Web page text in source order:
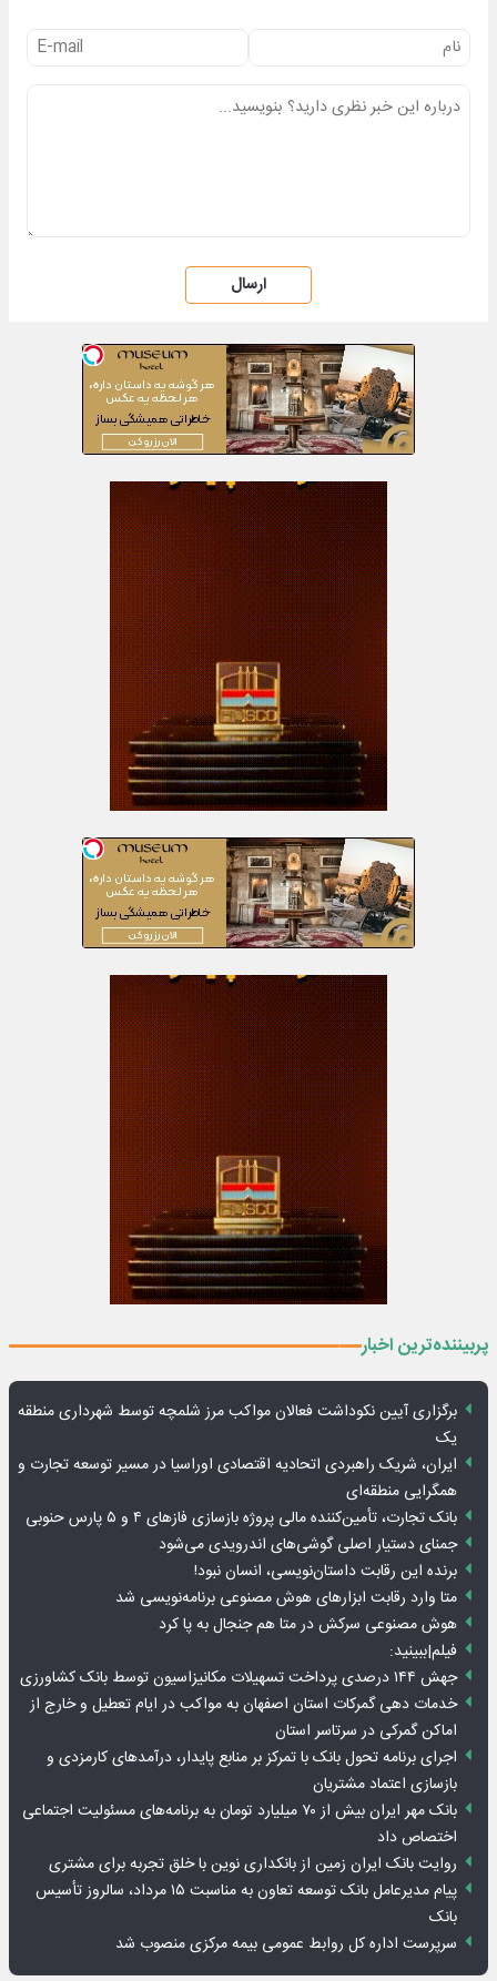
ارسال
پربیننده‌ترین اخبار
برگزاری آیین نکوداشت فعالان مواکب مرز شلمچه توسط شهرداری منطقه
یک
ایران، شریک راهبردی اتحادیه اقتصادی اوراسیا در مسیر توسعه تجارت و
همگرایی منطقه‌ای
بانک تجارت، تأمین‌کننده مالی پروژه بازسازی فازهای ۴ و ۵ پارس حنوبی
جمنای دستیار اصلی گوشی‌های اندرویدی می‌شود
برنده این رقابت داستان‌نویسی، انسان نبود!
متا وارد رقابت ابزارهای هوش مصنوعی برنامه‌نویسی شد
هوش مصنوعی سرکش در متا هم جنجال به پا کرد
فیلم|ببینید:
جهش ۱۴۴ درصدی پرداخت تسهیلات مکانیزاسیون توسط بانک کشاورزی
خدمات دهی گمرکات استان اصفهان به مواکب در ایام تعطیل و خارج از
اماکن گمرکی در سرتاسر استان
اجرای برنامه تحول بانک با تمرکز بر منابع پایدار، درآمدهای کارمزدی و
بازسازی اعتماد مشتریان
بانک مهر ایران بیش از ۷۰ میلیارد تومان به برنامه‌های مسئولیت اجتماعی
اختصاص داد
روایت بانک ایران زمین از بانکداری نوین با خلق تجربه برای مشتری
پیام مدیرعامل بانک توسعه تعاون به مناسبت ۱۵ مرداد، سالروز تأسیس
بانک
سرپرست اداره کل روابط عمومی بیمه مرکزی منصوب شد